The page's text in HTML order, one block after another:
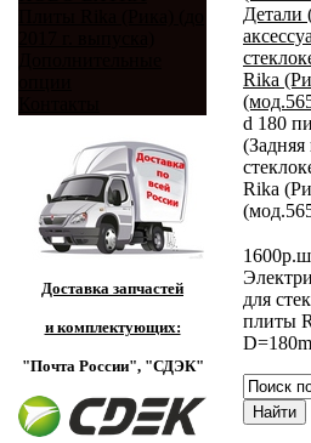
Доставка запчастей
и комплектующих:
"Почта России", "СДЭК"
Детали
Rika
d 180
(Задняя
Rika
1600р.
для
плиты